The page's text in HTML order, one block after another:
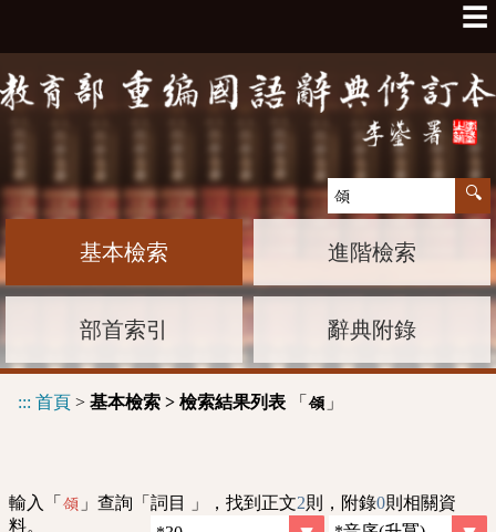
☰
基本檢索 進階檢索
部首索引 辭典附錄
::: 首頁 > 基本檢索 > 檢索結果列表 「 頜 」
輸入「 頜 」查詢「詞目 」，找到正文2則，附錄0則相關資
料。